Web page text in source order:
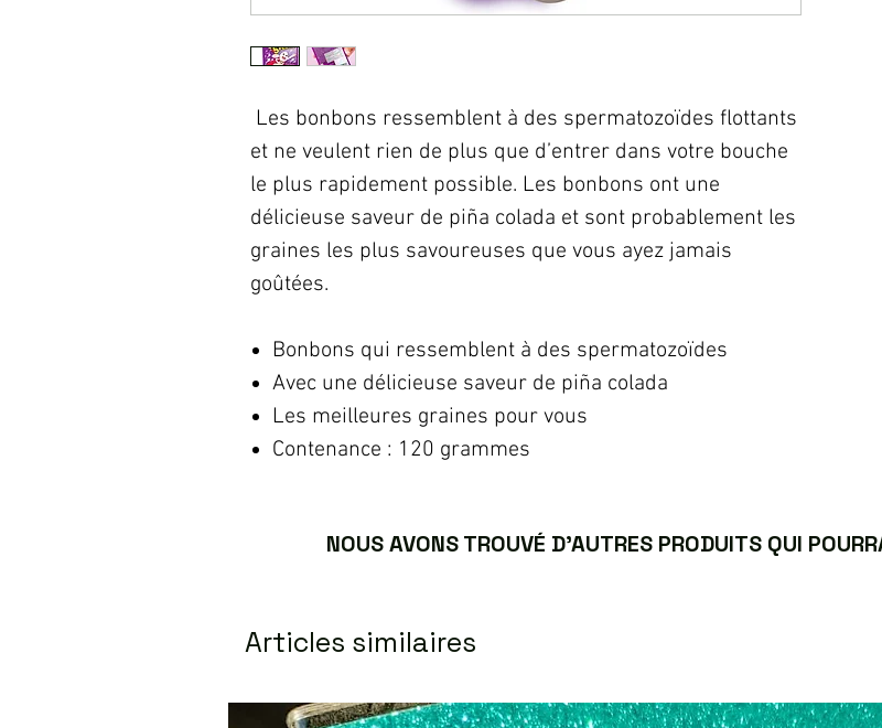
Les bonbons ressemblent à des spermatozoïdes flottants
et ne veulent rien de plus que d’entrer dans votre bouche
le plus rapidement possible. Les bonbons ont une
délicieuse saveur de piña colada et sont probablement les
graines les plus savoureuses que vous ayez jamais
goûtées.
Bonbons qui ressemblent à des spermatozoïdes
Avec une délicieuse saveur de piña colada
Les meilleures graines pour vous
Contenance : 120 grammes
NOUS AVONS TROUVÉ D’AUTRES PRODUITS QUI
Articles similaires